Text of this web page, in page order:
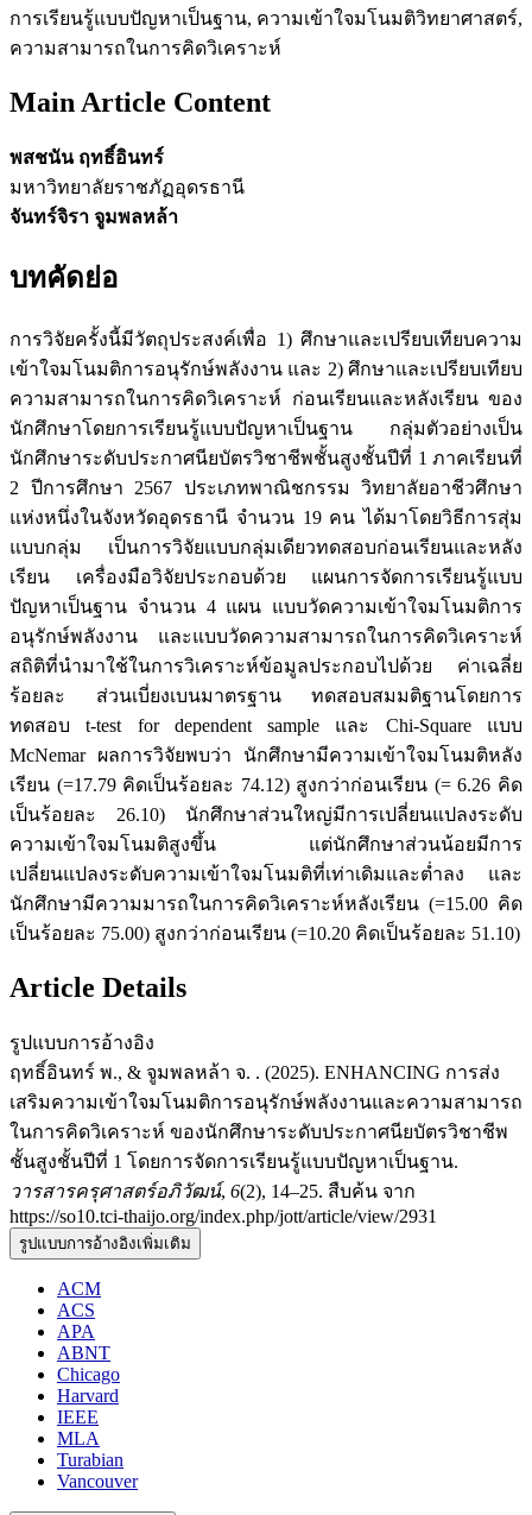
การเรียนรู้แบบปัญหาเป็นฐาน, ความเข้าใจมโนมติวิทยาศาสตร์,
ความสามารถในการคิดวิเคราะห์
Main Article Content
พสชนัน ฤทธิ์อินทร์
มหาวิทยาลัยราชภัฏอุดรธานี
จันทร์จิรา จูมพลหล้า
บทคัดย่อ
การวิจัยครั้งนี้มีวัตถุประสงค์เพื่อ 1) ศึกษาและเปรียบเทียบความ
เข้าใจมโนมติการอนุรักษ์พลังงาน และ 2) ศึกษาและเปรียบเทียบ
ความสามารถในการคิดวิเคราะห์ ก่อนเรียนและหลังเรียน ของ
นักศึกษาโดยการเรียนรู้แบบปัญหาเป็นฐาน กลุ่มตัวอย่างเป็น
นักศึกษาระดับประกาศนียบัตรวิชาชีพชั้นสูงชั้นปีที่ 1 ภาคเรียนที่
2 ปีการศึกษา 2567 ประเภทพาณิชกรรม วิทยาลัยอาชีวศึกษา
แห่งหนึ่งในจังหวัดอุดรธานี จำนวน 19 คน ได้มาโดยวิธีการสุ่ม
แบบกลุ่ม เป็นการวิจัยแบบกลุ่มเดียวทดสอบก่อนเรียนและหลัง
เรียน เครื่องมือวิจัยประกอบด้วย แผนการจัดการเรียนรู้แบบ
ปัญหาเป็นฐาน จำนวน 4 แผน แบบวัดความเข้าใจมโนมติการ
อนุรักษ์พลังงาน และแบบวัดความสามารถในการคิดวิเคราะห์
สถิติที่นำมาใช้ในการวิเคราะห์ข้อมูลประกอบไปด้วย ค่าเฉลี่ย
ร้อยละ ส่วนเบี่ยงเบนมาตรฐาน ทดสอบสมมติฐานโดยการ
ทดสอบ t-test for dependent sample และ Chi-Square แบบ
McNemar ผลการวิจัยพบว่า นักศึกษามีความเข้าใจมโนมติหลัง
เรียน (=17.79 คิดเป็นร้อยละ 74.12) สูงกว่าก่อนเรียน (= 6.26 คิด
เป็นร้อยละ 26.10) นักศึกษาส่วนใหญ่มีการเปลี่ยนแปลงระดับ
ความเข้าใจมโนมติสูงขึ้น แต่นักศึกษาส่วนน้อยมีการ
เปลี่ยนแปลงระดับความเข้าใจมโนมติที่เท่าเดิมและต่ำลง และ
นักศึกษามีความมารถในการคิดวิเคราะห์หลังเรียน (=15.00 คิด
เป็นร้อยละ 75.00) สูงกว่าก่อนเรียน (=10.20 คิดเป็นร้อยละ 51.10)
Article Details
รูปแบบการอ้างอิง
ฤทธิ์อินทร์ พ., & จูมพลหล้า จ. . (2025). ENHANCING การส่ง
เสริมความเข้าใจมโนมติการอนุรักษ์พลังงานและความสามารถ
ในการคิดวิเคราะห์ ของนักศึกษาระดับประกาศนียบัตรวิชาชีพ
ชั้นสูงชั้นปีที่ 1 โดยการจัดการเรียนรู้แบบปัญหาเป็นฐาน.
วารสารครุศาสตร์อภิวัฒน์, 6(2), 14–25. สืบค้น จาก
https://so10.tci-thaijo.org/index.php/jott/article/view/2931
รูปแบบการอ้างอิงเพิ่มเติม
ACM
ACS
APA
ABNT
Chicago
Harvard
IEEE
MLA
Turabian
Vancouver